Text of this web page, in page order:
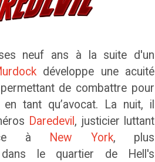
neuf ans à la suite d'un
développe une acuité
de combattre pour
tant qu’avocat. La nuit, il
Daredevil , justicier luttant
à
New York, plus
dans le quartier de Hell's